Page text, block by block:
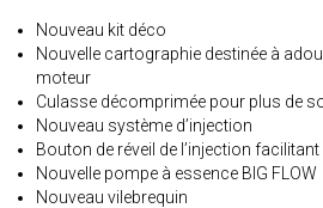
Nouveau kit déco
⁠Nouvelle cartographie destinée à
moteur
⁠Culasse décomprimée pour plus de
Nouveau système d’injection
Bouton de réveil de l’injection
Nouvelle pompe à essence BIG FLOW
Nouveau vilebrequin